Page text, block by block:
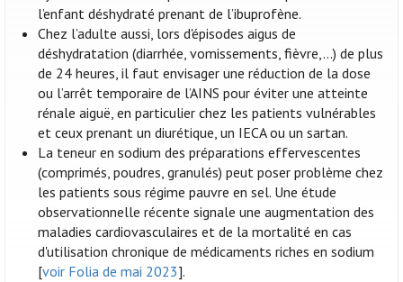
l’enfant déshydraté prenant de l’ibuprofène.
Chez l’adulte aussi, lors d'épisodes aigus de
déshydratation (diarrhée, vomissements, fièvre,...) de plus
de 24 heures, il faut envisager une réduction de la dose
ou l’arrêt temporaire de l’AINS pour éviter une atteinte
rénale aiguë, en particulier chez les patients vulnérables
et ceux prenant un diurétique, un IECA ou un sartan.
La teneur en sodium des préparations effervescentes
(comprimés, poudres, granulés) peut poser problème chez
les patients sous régime pauvre en sel. Une étude
observationnelle récente signale une augmentation des
maladies cardiovasculaires et de la mortalité en cas
d'utilisation chronique de médicaments riches en sodium
[voir Folia de mai 2023].